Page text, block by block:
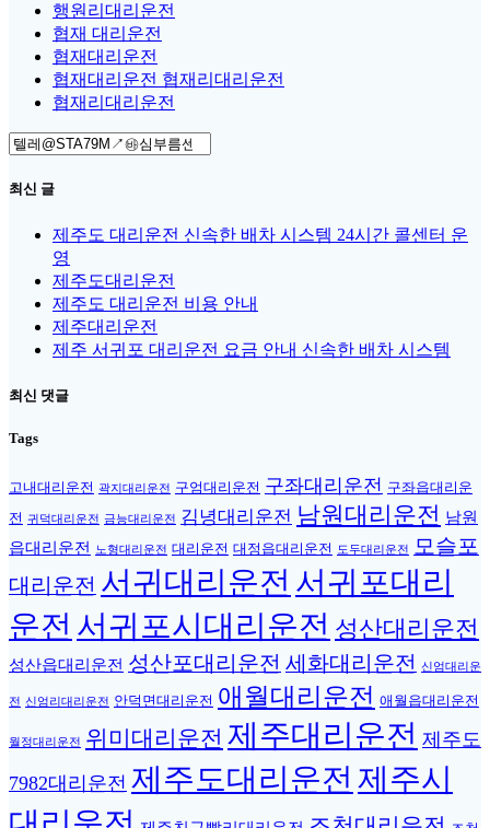
행원리대리운전
협재 대리운전
협재대리운전
협재대리운전 협재리대리운전
협재리대리운전
Search
for:
최신 글
제주도 대리운전 신속한 배차 시스템 24시간 콜센터 운
영
제주도대리운전
제주도 대리운전 비용 안내
제주대리운전
제주 서귀포 대리운전 요금 안내 신속한 배차 시스템
최신 댓글
Tags
고내대리운전 곽지대리운전 구엄대리운전 구좌대리운전 구좌읍대리운
전 귀덕대리운전 금능대리운전 김녕대리운전 남원대리운전 남원
읍대리운전
노형대리운전 대리운전 대정읍대리운전 도두대리운전
모슬포
대리운전 서귀대리운전 서귀포대리
운전 서귀포시대리운전 성산대리운전
성산읍대리운전 성산포대리운전 세화대리운전 신엄대리운
전 신엄리대리운전 안덕면대리운전 애월대리운전 애월읍대리운전
월정대리운전 위미대리운전 제주대리운전 제주도
7982대리운전 제주도대리운전 제주시